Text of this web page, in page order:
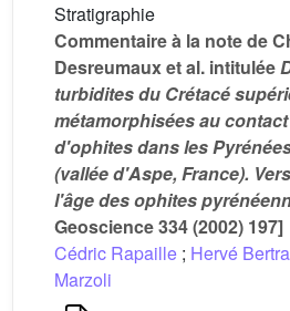
Stratigraphie
Commentaire à la note de
Desreumaux et al. intitulée
turbidites du Crétacé
métamorphisées au
d'ophites dans les
(vallée d'Aspe, France).
l'âge des ophites
Geoscience 334 (2002) 197]
Cédric Rapaille ; Hervé
Marzoli